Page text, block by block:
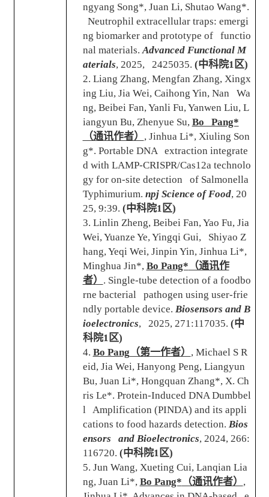
ngyang Song*, Juan Li, Shutao Wang*.
Neutrophil extracellular traps: emergi
ng biomarker and prototype of functio
nal materials.Advanced Functional M
aterials, 2025, 2425035. (中科院1 区)
2. Liang Zhang, Mengfan Zhang, Xingx
ing Liu, Jia Wei, Caihong Yin, Nan Wa
ng, Beibei Fan, Yanli Fu, Yanwen Liu, L
iangyun Bu, Zhenyue Su, Bo Pang*
（通讯作者） , Jinhua Li*, Xiuling Son
g*. Portable DNA extraction integrate
d with LAMP-CRISPR/Cas12a technolo
gy for on-site detection of Salmonella
Typhimurium. npj Science of Food, 20
25, 9:39. (中科院1 区)
3. Linlin Zheng, Beibei Fan, Yao Fu, Jia
Wei, Yuanze Ye, Yingqi Gui, Shiyao Z
hang, Yeqi Wei, Jinpin Yin, Jinhua Li*,
Minghua Jin*, Bo Pang* （通讯作
者） . Single-tube detection of a foodbo
rne bacterial pathogen using user-frie
ndly portable device. Biosensors and B
ioelectronics, 2025, 271:117035. (中
科院1 区)
4. Bo Pang （第一作者） , Michael S R
eid, Jia Wei, Hanyong Peng, Liangyun
Bu, Juan Li*, Hongquan Zhang*, X. Ch
ris Le*. Protein-Induced DNA Dumbbel
l Amplification (PINDA) and its appli
cations to food hazards detection. Bios
ensors and Bioelectronics, 2024, 266:
116720. (中科院1 区)
5. Jun Wang, Xueting Cui, Lanqian Lia
ng, Juan Li*, Bo Pang* （通讯作者） ,